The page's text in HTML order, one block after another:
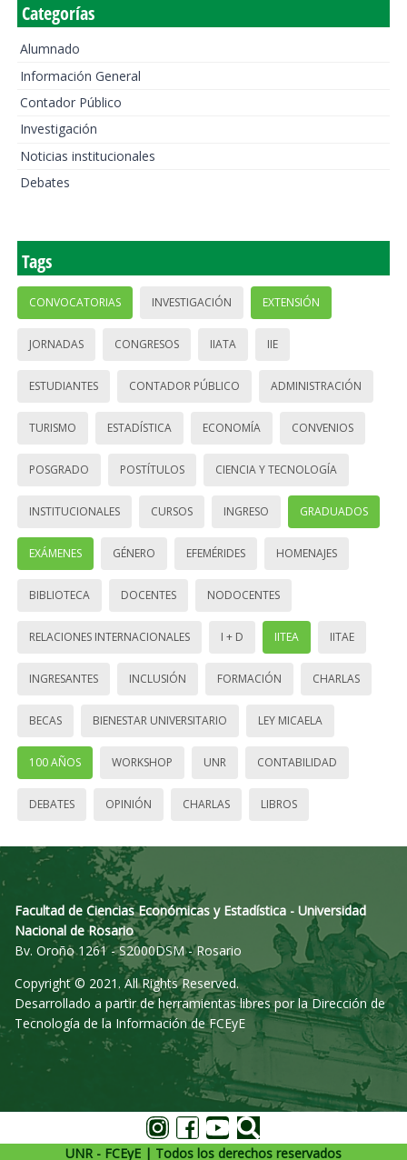
Categorías
Alumnado
Información General
Contador Público
Investigación
Noticias institucionales
Debates
Tags
CONVOCATORIAS INVESTIGACIÓN EXTENSIÓN
JORNADAS CONGRESOS IIATA IIE
ESTUDIANTES CONTADOR PÚBLICO ADMINISTRACIÓN
TURISMO ESTADÍSTICA ECONOMÍA CONVENIOS
POSGRADO POSTÍTULOS CIENCIA Y TECNOLOGÍA
INSTITUCIONALES CURSOS INGRESO GRADUADOS
EXÁMENES GÉNERO EFEMÉRIDES HOMENAJES
BIBLIOTECA DOCENTES NODOCENTES
RELACIONES INTERNACIONALES I + D IITEA IITAE
INGRESANTES INCLUSIÓN FORMACIÓN CHARLAS
BECAS BIENESTAR UNIVERSITARIO LEY MICAELA
100 AÑOS WORKSHOP UNR CONTABILIDAD
DEBATES OPINIÓN CHARLAS LIBROS
Facultad de Ciencias Económicas y Estadística - Universidad
Nacional de Rosario
Bv. Oroño 1261 - S2000DSM - Rosario
Copyright © 2021. All Rights Reserved.
Desarrollado a partir de herramientas libres por la Dirección de
Tecnología de la Información de FCEyE
UNR - FCEyE | Todos los derechos reservados